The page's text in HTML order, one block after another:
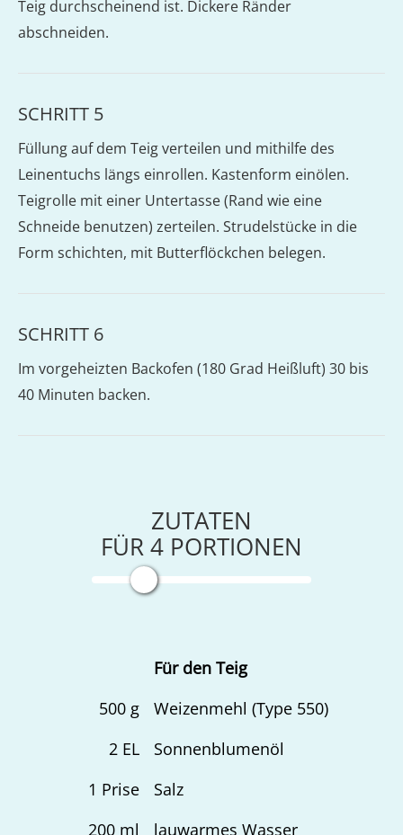
Teig durchscheinend ist. Dickere Ränder
abschneiden.
SCHRITT 5
Füllung auf dem Teig verteilen und mithilfe des
Leinentuchs längs einrollen. Kastenform einölen.
Teigrolle mit einer Untertasse (Rand wie eine
Schneide benutzen) zerteilen. Strudelstücke in die
Form schichten, mit Butterflöckchen belegen.
SCHRITT 6
Im vorgeheizten Backofen (180 Grad Heißluft) 30 bis
40 Minuten backen.
ZUTATEN
FÜR4 PORTIONEN
Für den Teig
500g
Weizenmehl (Type 550)
2EL
Sonnenblumenöl
1 Prise
Salz
200ml lauwarmes Wasser